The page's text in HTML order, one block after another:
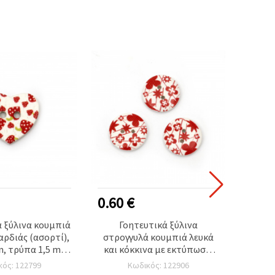
κουμπιά
(ασορτί),
τρύπα 1,5 mm
τεμ.
122799
0.60 €
Γοητευτικά ξύλινα
στρογγυλά κουμπιά λευκά
και κόκκινα με εκτύπωση,
επίπεδα 18x4 mm, τρύπα
Κωδικός: 122906